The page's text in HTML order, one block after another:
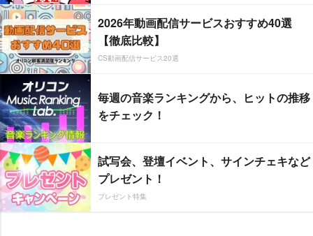
2026年動画配信サービスおすすめ40選
【徹底比較】
CS動画配信サービス20選
毎週の音楽ランキングから、ヒットの推移
をチェック！
試写会、登壇イベント、サインチェキなど
プレゼント！
プレゼント特集